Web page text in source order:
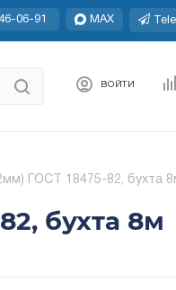
06-91 MAX
ВОЙТИ
ГОСТ 18475-82, бухта
бухта 8м